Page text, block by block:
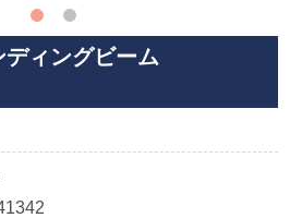
ィングビーム